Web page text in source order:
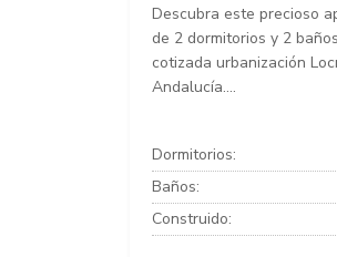
Descubra este precioso
de 2 dormitorios y 2
cotizada urbanización
Andalucía....
Dormitorios:
Baños:
Construido: